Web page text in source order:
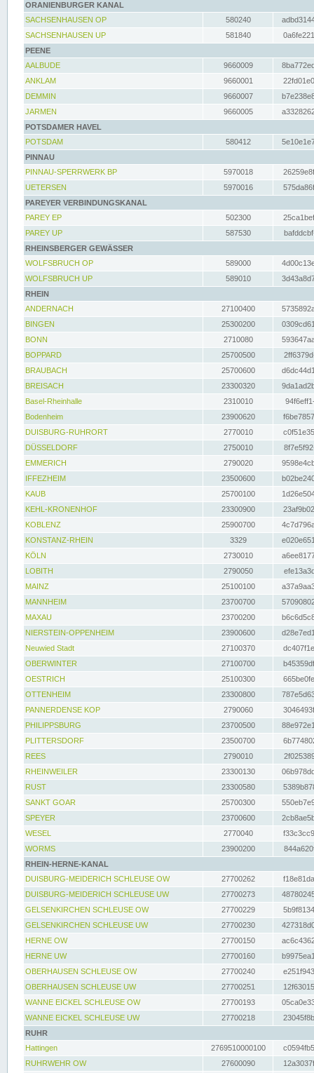
ORANIENBURGER KANAL
SACHSENHAUSEN OP
580240
SACHSENHAUSEN UP
581840
PEENE
AALBUDE
9660009
ANKLAM
9660001
DEMMIN
9660007
JARMEN
9660005
POTSDAMER HAVEL
POTSDAM
580412
PINNAU
PINNAU-SPERRWERK BP
5970018
UETERSEN
5970016
PAREYER VERBINDUNGSKANAL
PAREY EP
502300
PAREY UP
587530
RHEINSBERGER GEWÄSSER
WOLFSBRUCH OP
589000
WOLFSBRUCH UP
589010
RHEIN
ANDERNACH
27100400
BINGEN
25300200
BONN
2710080
BOPPARD
25700500
BRAUBACH
25700600
BREISACH
23300320
Basel-Rheinhalle
2310010
Bodenheim
23900620
DUISBURG-RUHRORT
2770010
DÜSSELDORF
2750010
EMMERICH
2790020
IFFEZHEIM
23500600
KAUB
25700100
KEHL-KRONENHOF
23300900
KOBLENZ
25900700
KONSTANZ-RHEIN
3329
KÖLN
2730010
LOBITH
2790050
MAINZ
25100100
MANNHEIM
23700700
MAXAU
23700200
NIERSTEIN-OPPENHEIM
23900600
Neuwied Stadt
27100370
OBERWINTER
27100700
OESTRICH
25100300
OTTENHEIM
23300800
PANNERDENSE KOP
2790060
PHILIPPSBURG
23700500
PLITTERSDORF
23500700
REES
2790010
RHEINWEILER
23300130
RUST
23300580
SANKT GOAR
25700300
SPEYER
23700600
WESEL
2770040
WORMS
23900200
RHEIN-HERNE-KANAL
DUISBURG-MEIDERICH SCHLEUSE OW
27700262
DUISBURG-MEIDERICH SCHLEUSE UW
27700273
GELSENKIRCHEN SCHLEUSE OW
27700229
GELSENKIRCHEN SCHLEUSE UW
27700230
HERNE OW
27700150
HERNE UW
27700160
OBERHAUSEN SCHLEUSE OW
27700240
OBERHAUSEN SCHLEUSE UW
27700251
WANNE EICKEL SCHLEUSE OW
27700193
WANNE EICKEL SCHLEUSE UW
27700218
RUHR
Hattingen
2769510000100
RUHRWEHR OW
27600090